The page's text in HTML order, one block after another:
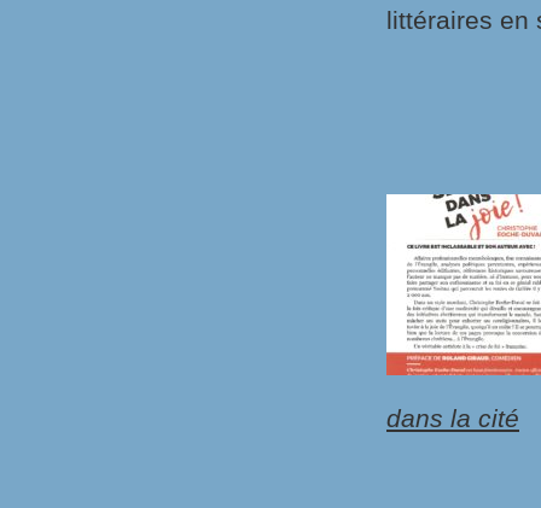
littéraires en
dans la cité